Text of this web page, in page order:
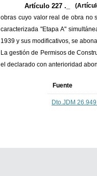
Artículo 227 ._
obras cuyo valor real de obra no
caracterizada "Etapa A"
1939 y sus modificativos, se
La gestión de Permisos de
el declarado con anterioridad
Fuente
Dto.JDM